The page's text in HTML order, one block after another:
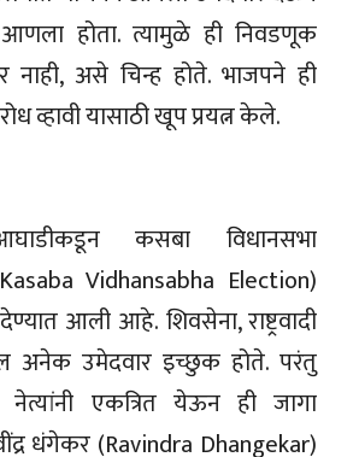
होता. त्यामुळे ही निवडणूक
नाही, असे चिन्ह होते. भाजपने ही
व्हावी यासाठी खूप प्रयत्न केले.
कसबा विधानसभा
Vidhansabha Election)
आली आहे. शिवसेना, राष्ट्रवादी
अनेक उमेदवार इच्छुक होते. परंतु
नेत्यांनी एकत्रित येऊन ही जागा
धंगेकर (Ravindra Dhangekar)